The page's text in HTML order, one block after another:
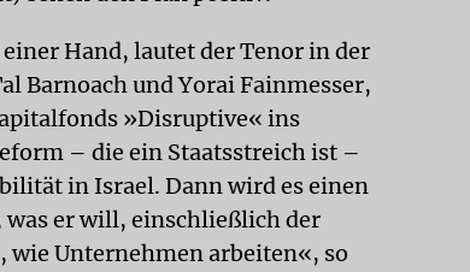
Hand, lautet der Tenor in der
Barnoach und Yorai Fainmesser,
»Disruptive« ins
– die ein Staatsstreich ist –
in Israel. Dann wird es einen
er will, einschließlich der
wie Unternehmen arbeiten«, so